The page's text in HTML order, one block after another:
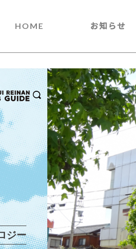
HOME お知らせ
ジー